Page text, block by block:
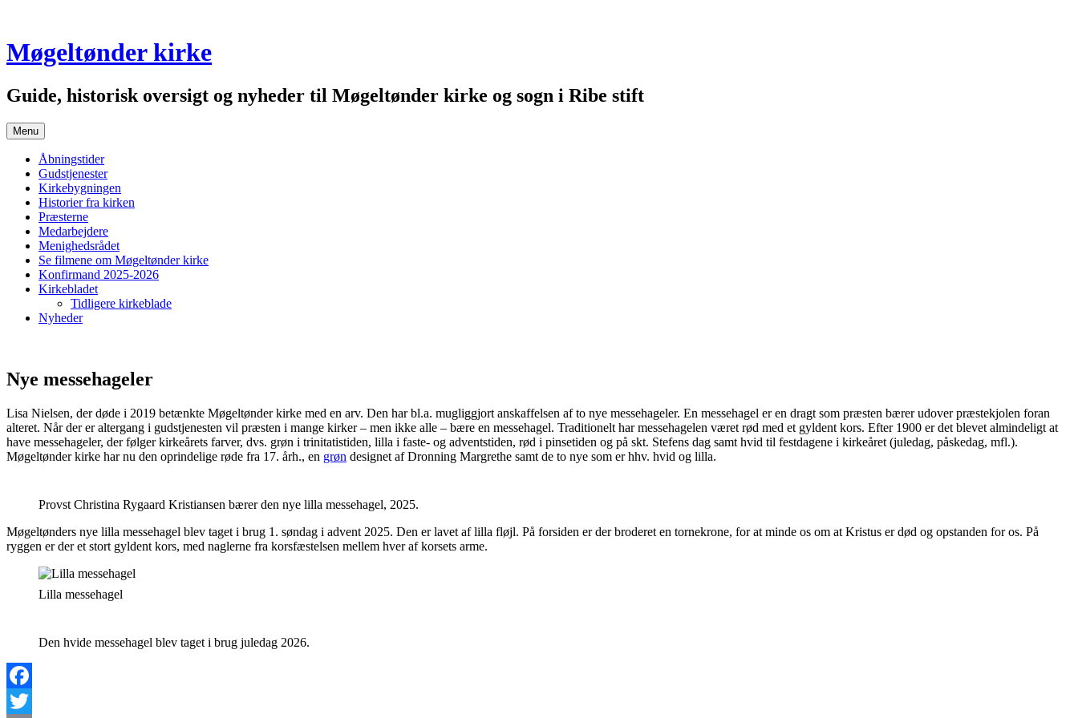
content
Møgeltønder kirke
Guide, historisk oversigt og nyheder til Møgeltønder kirke og sogn i Ribe stift
Menu
Åbningstider
Gudstjenester
Kirkebygningen
Historier fra kirken
Præsterne
Medarbejdere
Menighedsrådet
Se filmene om Møgeltønder kirke
Konfirmand 2025-2026
Kirkebladet
Tidligere kirkeblade
Nyheder
Nye messehageler
Lisa Nielsen, der døde i 2019 betænkte Møgeltønder kirke med en arv. Den har bl.a. mugliggjort anskaffelsen af to nye messehageler. En messehagel er en dragt som præsten bærer udover præstekjolen foran
alteret. Når der er altergang i gudstjenesten vil præsten i mange kirker – men ikke alle – bære en messehagel. Traditionelt har messehagelen været rød med et gyldent kors. Efter 1900 er det blevet almindeligt at
have messehageler, der følger kirkeårets farver, dvs. grøn i trinitatistiden, lilla i faste- og adventstiden, rød i pinsetiden og på skt. Stefens dag samt hvid til festdagene i kirkeåret (juledag, påskedag, mfl.).
Møgeltønder kirke har nu den oprindelige røde fra 17. årh., en grøn designet af Dronning Margrethe samt de to nye som er hhv. hvid og lilla.
Provst Christina Rygaard Kristiansen bærer den nye lilla messehagel, 2025.
Møgeltønders nye lilla messehagel blev taget i brug 1. søndag i advent 2025. Den er lavet af lilla fløjl. På forsiden er der broderet en tornekrone, for at minde os om at Kristus er død og opstanden for os. På
ryggen er der et stort gyldent kors, med naglerne fra korsfæstelsen mellem hver af korsets arme.
Lilla messehagel
Den hvide messehagel blev taget i brug juledag 2026.
Facebook